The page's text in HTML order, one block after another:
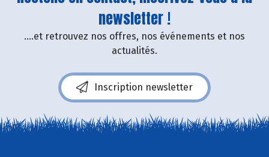
newsletter !
....et retrouvez nos offres, nos événements et nos
actualités.
Inscription newsletter